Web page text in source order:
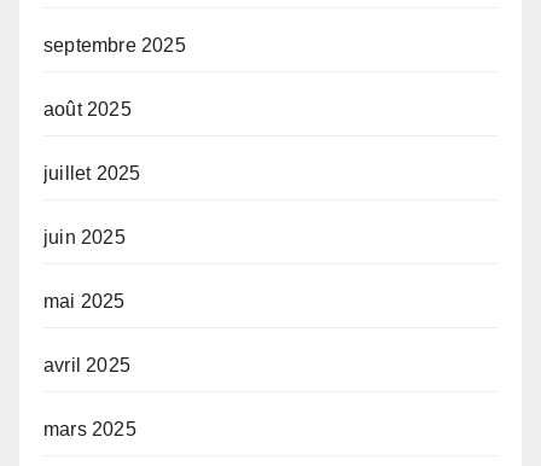
septembre 2025
août 2025
juillet 2025
juin 2025
mai 2025
avril 2025
mars 2025